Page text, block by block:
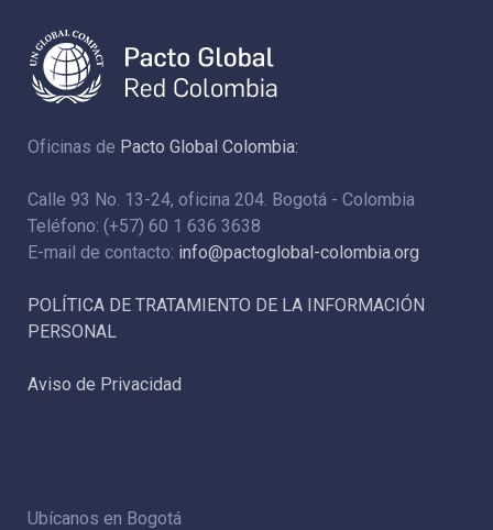
Oficinas de Pacto Global Colombia:
Calle 93 No. 13-24, oficina 204. Bogotá - Colombia
Teléfono: (+57) 60 1 636 3638
E-mail de contacto: info@pactoglobal-colombia.org
POLÍTICA DE TRATAMIENTO DE LA INFORMACIÓN
PERSONAL
Aviso de Privacidad
Ubícanos en Bogotá